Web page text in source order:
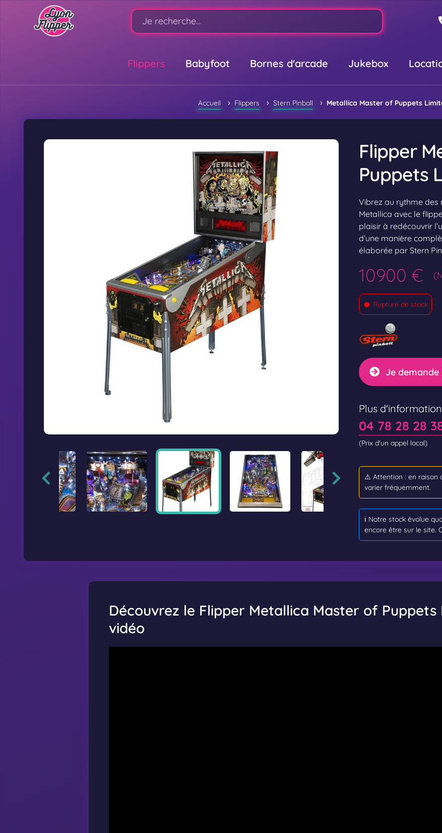
Flippers Babyfoot Bornes d'arcade Jukebox
Accueil › Flippers › Stern Pinball › Metallica Master of Puppets
Flipper
Puppets
Vibrez au rythme
Metallica avec le
plaisir à redécouvrir
d’une manière
élaborée par Stern
10900 €
• Rupture de stock
Je demande
Plus
04 78 28 28
(Prix d'un appel local)
⚠️ Attention : en raison
varier fréquemment.
ℹ️ Notre stock évolue
encore être sur le site.
Découvrez le Flipper Metallica Master of Puppets
vidéo